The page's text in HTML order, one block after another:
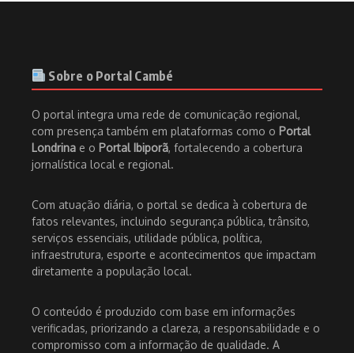
Sobre o Portal Cambé
O portal integra uma rede de comunicação regional,
com presença também em plataformas como o Portal
Londrina e o Portal Ibiporã, fortalecendo a cobertura
jornalística local e regional.
Com atuação diária, o portal se dedica à cobertura de
fatos relevantes, incluindo segurança pública, trânsito,
serviços essenciais, utilidade pública, política,
infraestrutura, esporte e acontecimentos que impactam
diretamente a população local.
O conteúdo é produzido com base em informações
verificadas, priorizando a clareza, a responsabilidade e o
compromisso com a informação de qualidade. A